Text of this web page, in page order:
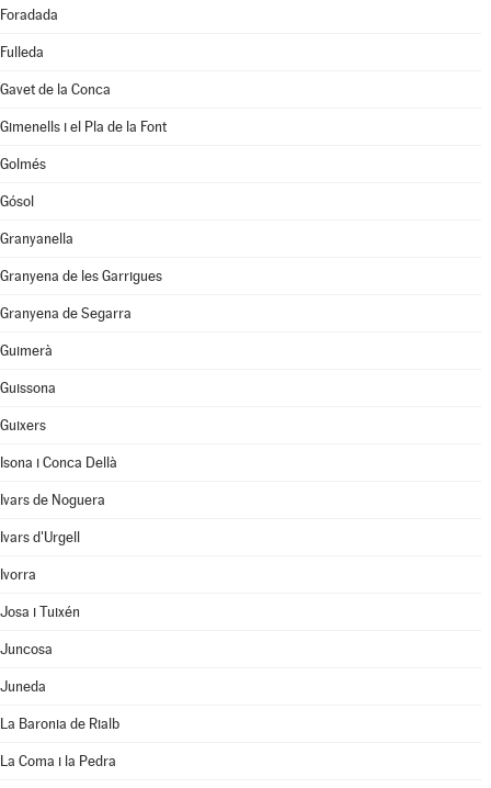
Foradada
Fulleda
Gavet de la Conca
Gimenells i el Pla de la Font
Golmés
Gósol
Granyanella
Granyena de les Garrigues
Granyena de Segarra
Guimerà
Guissona
Guixers
Isona i Conca Dellà
Ivars de Noguera
Ivars d'Urgell
Ivorra
Josa i Tuixén
Juncosa
Juneda
La Baronia de Rialb
La Coma i la Pedra